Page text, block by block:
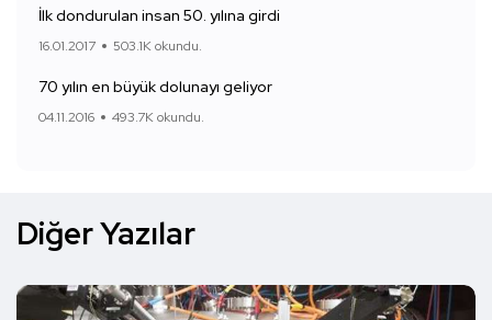
İlk dondurulan insan 50. yılına girdi
16.01.2017 503.1K okundu.
70 yılın en büyük dolunayı geliyor
04.11.2016 493.7K okundu.
Diğer Yazılar